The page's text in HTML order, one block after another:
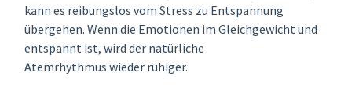
kann es reibungslos vom Stress zu Entspannung
übergehen. Wenn die Emotionen im Gleichgewicht und
entspannt ist, wird der natürliche
Atemrhythmus wieder ruhiger.